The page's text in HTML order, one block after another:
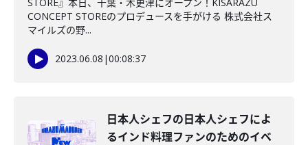
CONCEPT STOREのプロデュースを手がける 株式会社ス
マイルズの野...
2023.06.08 |00:08:37
日本人シェフの日本人シェフによ
るインド料理ファンのためのイベ